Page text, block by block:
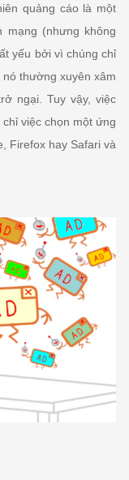
quảng cáo là một
mạng (nhưng không
yếu bởi vì chúng chỉ
thường xuyên xâm
ngại. Tuy vậy, việc
việc chọn một ứng
Firefox hay Safari và